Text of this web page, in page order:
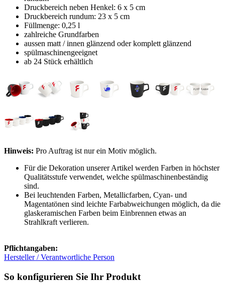
Druckbereich neben Henkel: 6 x 5 cm
Druckbereich rundum: 23 x 5 cm
Füllmenge: 0,25 l
zahlreiche Grundfarben
aussen matt / innen glänzend oder komplett glänzend
spülmaschinengeeignet
ab 24 Stück erhältlich
Hinweis: Pro Auftrag ist nur ein Motiv möglich.
Für die Dekoration unserer Artikel werden Farben in höchster
Qualitätsstufe verwendet, welche spülmaschinenbeständig
sind.
Bei leuchtenden Farben, Metallicfarben, Cyan- und
Magentatönen sind leichte Farbabweichungen möglich, da die
glaskeramischen Farben beim Einbrennen etwas an
Strahlkraft verlieren.
Pflichtangaben:
Hersteller / Verantwortliche Person
So konfigurieren Sie Ihr Produkt